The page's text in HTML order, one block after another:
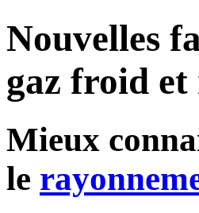
Nouvelles
gaz froid et
Mieux
le